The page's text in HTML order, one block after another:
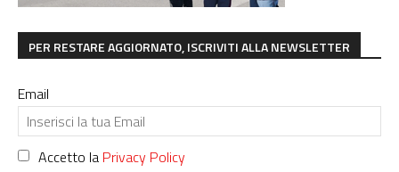
PER RESTARE AGGIORNATO, ISCRIVITI ALLA NEWSLETTER
Email
Accetto la Privacy Policy